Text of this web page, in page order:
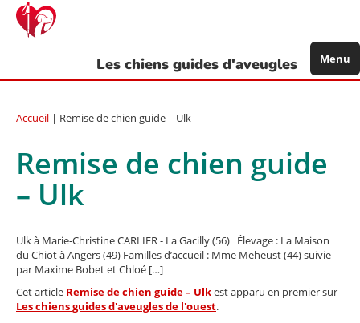
Aller
contenu
Les chiens guides d'aveugles Menu
Accueil | Remise de chien guide – Ulk
Remise de chien guide
– Ulk
Ulk à Marie-Christine CARLIER - La Gacilly (56) Élevage : La Maison
du Chiot à Angers (49) Familles d’accueil : Mme Meheust (44) suivie
par Maxime Bobet et Chloé […]
Cet article Remise de chien guide – Ulkest apparu en premier sur
Les chiens guides d'aveugles de l'ouest.